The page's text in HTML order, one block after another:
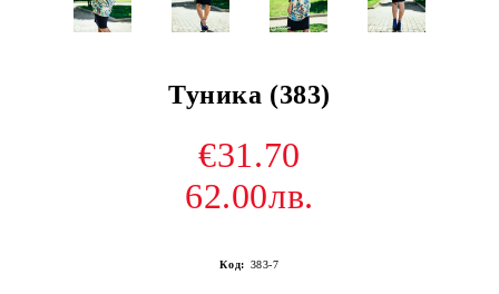
Туника (383)
€31.70
62.00лв.
Код: 383-7